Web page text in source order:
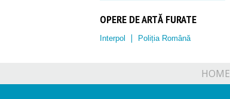
OPERE DE ARTĂ FURATE
Interpol Poliția Română
HOME